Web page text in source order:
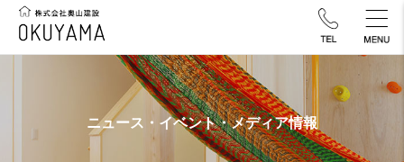
ニュース・イベント・メディア情報